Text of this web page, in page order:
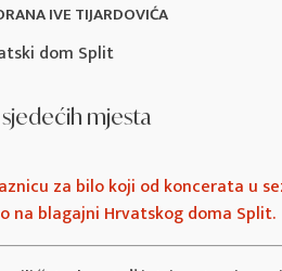
dom Split
IVE TIJARDOVIĆA
sjedećih mjesta
za bilo koji od koncerata u
na blagajni Hrvatskog doma Split.